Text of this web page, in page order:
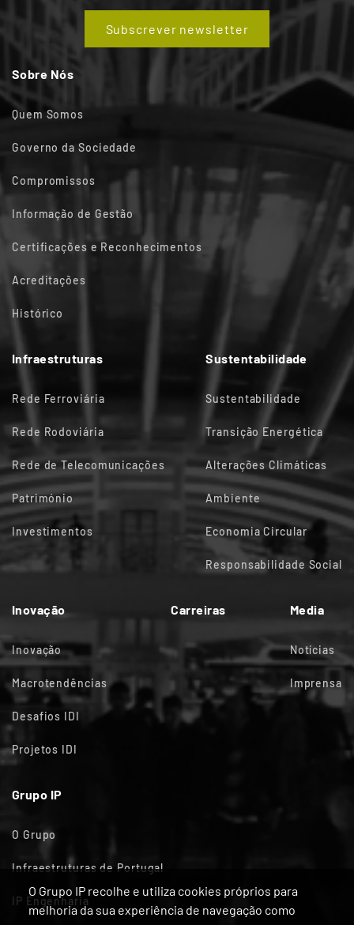
O Grupo IP recolhe e utiliza cookies próprios para
melhoria da sua experiência de navegação como
Subscrever newsletter
Sobre Nós
Quem Somos
Governo da Sociedade
Compromissos
Informação de Gestão
Certificações e Reconhecimentos
Acreditações
Histórico
Infraestruturas
Rede Ferroviária
Rede Rodoviária
Rede de Telecomunicações
Património
Investimentos
Sustentabilidade
Sustentabilidade
Transição Energética
Alterações Climáticas
Ambiente
Economia Circular
Responsabilidade Social
Inovação
Inovação
Macrotendências
Desafios IDI
Projetos IDI
Carreiras Media
Notícias
Imprensa
Grupo IP
O Grupo
Infraestruturas de Portugal
IP Engenharia